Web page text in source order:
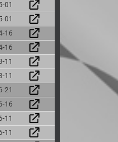
01
01
16
16
11
11
21
16
11
11